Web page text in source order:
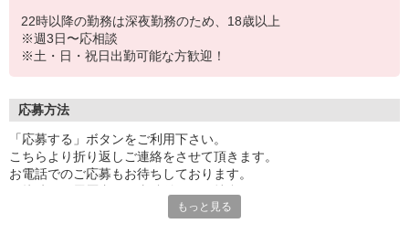
22時以降の勤務は深夜勤務のため、18歳以上
※週3日〜応相談
※土・日・祝日出勤可能な方歓迎！
応募方法
「応募する」ボタンをご利用下さい。
こちらより折り返しご連絡をさせて頂きます。
お電話でのご応募もお待ちしております。
もっと見る